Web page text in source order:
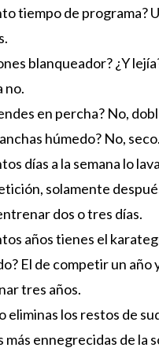
tiempo de programa?
blanqueador? ¿Y
no.
en percha? No,
húmedo? No,
días a la semana lo
solamente
dos o tres días.
años tienes el
El de competir un año
tres años.
eliminas los restos de
más ennegrecidas de la